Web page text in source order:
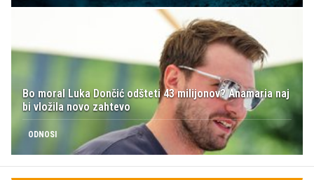
Bo moral Luka Dončić odšteti 43 milijonov? Anamaria naj
bi vložila novo zahtevo
ODNOSI